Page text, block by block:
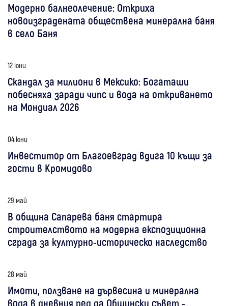
Модерно балнеолечение: Откриха
новоизградената обществена минерална баня
в село Баня
12 юни
Скандал за милиони в Мексико: Богаташи
побесняха заради чипс и вода на откриването
на Мондиал 2026
04 юни
Инвеститор от Благоевград вдига 10 къщи за
гости в Кромидово
29 май
В община Сапарева баня стартира
строителството на модерна експозиционна
сграда за културно-историческо наследство
28 май
Имоти, ползване на дървесина и минерална
вода в дневния ред да Общински съвет -